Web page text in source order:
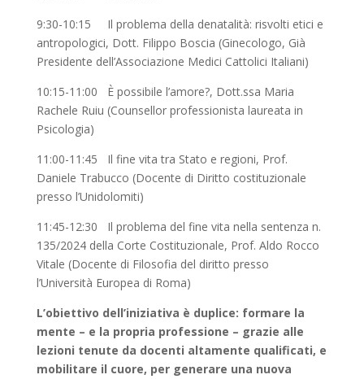
9:30-10:15 Il problema della denatalità: risvolti etici e
antropologici, Dott. Filippo Boscia (Ginecologo, Già
Presidente dell’Associazione Medici Cattolici Italiani)
10:15-11:00 È possibile l’amore?, Dott.ssa Maria
Rachele Ruiu (Counsellor professionista laureata in
Psicologia)
11:00-11:45 Il fine vita tra Stato e regioni, Prof.
Daniele Trabucco (Docente di Diritto costituzionale
presso l’Unidolomiti)
11:45-12:30 Il problema del fine vita nella sentenza n.
135/2024 della Corte Costituzionale, Prof. Aldo Rocco
Vitale (Docente di Filosofia del diritto presso
l’Università Europea di Roma)
L’obiettivo dell’iniziativa è duplice: formare la
mente – e la propria professione – grazie alle
lezioni tenute da docenti altamente qualificati, e
mobilitare il cuore, per generare una nuova